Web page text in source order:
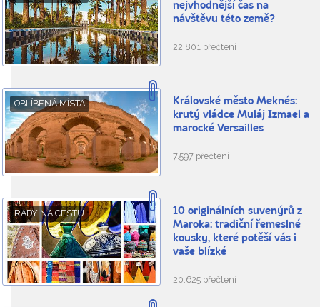
nejvhodnější čas na
návštěvu této země?
22.801 přečtení
OBLÍBENÁ MÍSTA
Královské město Meknés:
krutý vládce Muláj Izmael a
marocké Versailles
7.597 přečtení
RADY NA CESTU
10 originálních suvenýrů z
Maroka: tradiční řemeslné
kousky, které potěší vás i
vaše blízké
20.625 přečtení